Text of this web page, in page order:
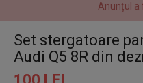
Anunțul a
Set stergatoare
Audi Q5 8R din